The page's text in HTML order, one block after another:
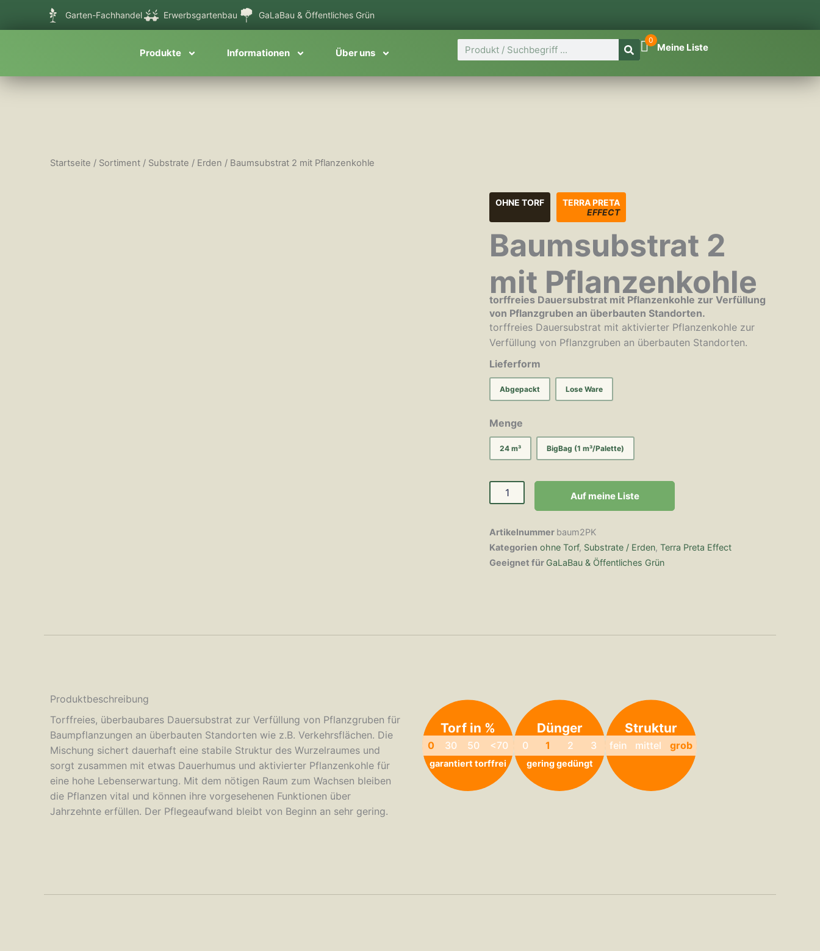
Garten-Fachhandel Erwerbsgartenbau GaLaBau & Öffentliches Grün
Produkte Informationen Über uns
Suche 0
Meine Liste
Startseite / Sortiment / Substrate / Erden / Baumsubstrat 2 mit Pflanzenkohle
OHNE TORF
TERRA PRETA
EFFECT
Baumsubstrat 2
mit Pflanzenkohle
torffreies Dauersubstrat mit Pflanzenkohle zur Verfüllung
von Pflanzgruben an überbauten Standorten.
torffreies Dauersubstrat mit aktivierter Pflanzenkohle zur
Verfüllung von Pflanzgruben an überbauten Standorten.
Lieferform
Abgepackt Lose Ware
Menge
24 m³ BigBag (1 m³/Palette)
Auf meine Liste
Artikelnummer baum2PK
Kategorien ohne Torf, Substrate / Erden, Terra Preta Effect
Geeignet für GaLaBau & Öffentliches Grün
Produktbeschreibung
Torffreies, überbaubares Dauersubstrat zur Verfüllung von Pflanzgruben für
Baumpflanzungen an überbauten Standorten wie z.B. Verkehrsflächen. Die
Mischung sichert dauerhaft eine stabile Struktur des Wurzelraumes und
sorgt zusammen mit etwas Dauerhumus und aktivierter Pflanzenkohle für
eine hohe Lebenserwartung. Mit dem nötigen Raum zum Wachsen bleiben
die Pflanzen vital und können ihre vorgesehenen Funktionen über
Jahrzehnte erfüllen. Der Pflegeaufwand bleibt von Beginn an sehr gering.
Torf in %
0 30 50 <70
garantiert torffrei
Dünger
0 1 2 3
gering gedüngt
Struktur
fein mittel grob